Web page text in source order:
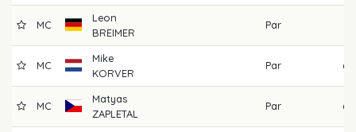
MC
Leon
BREIMER
Par
MC
Mike
KORVER
Par 69
MC
Matyas
ZAPLETAL
Par 69